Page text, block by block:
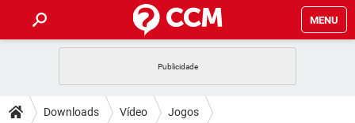
MENU
CELULAR FACEBOOK
DICAS
Downloads Vídeo Jogos